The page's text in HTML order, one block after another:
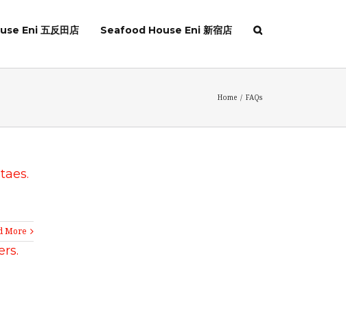
Eni 五反田店 Seafood House Eni 新宿店
Home / FAQs
More